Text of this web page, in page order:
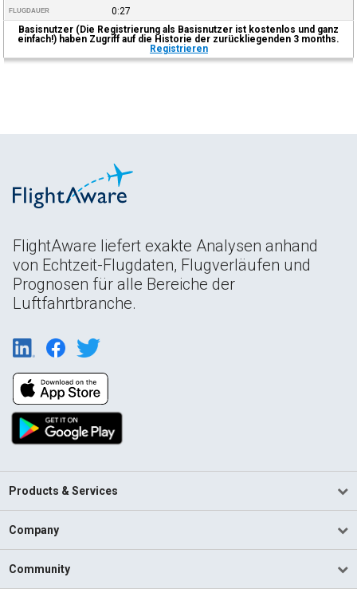
FLUGDAUER
0:27
Basisnutzer (Die Registrierung als Basisnutzer ist kostenlos und ganz
einfach!) haben Zugriff auf die Historie der zurückliegenden 3 months.
Registrieren
FlightAware liefert exakte Analysen anhand
von Echtzeit-Flugdaten, Flugverläufen und
Prognosen für alle Bereiche der
Luftfahrtbranche.
Products & Services
Company
Community